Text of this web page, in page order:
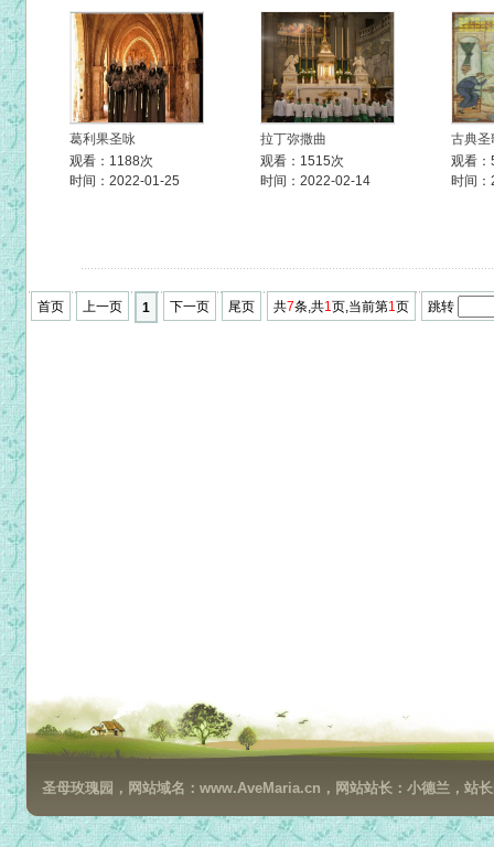
葛利果圣咏
观看：1188次
时间：2022-01-25
拉丁弥撒曲
观看：1515次
时间：2022-02-14
古典圣
观看
时间
首页 上一页 1 下一页 尾页 共7条,共1页,当前第1页 跳转
圣母玫瑰园，网站域名：www.AveMaria.cn，网站站长：小德兰，